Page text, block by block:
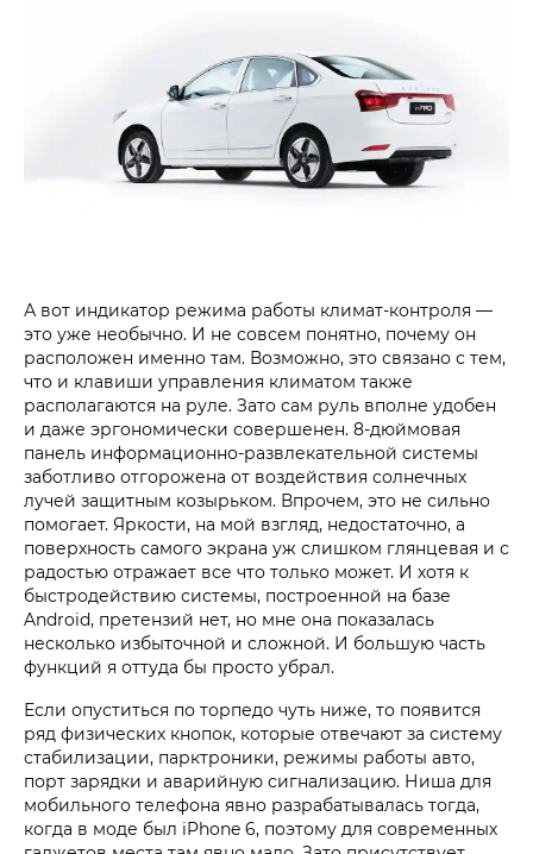
А вот индикатор режима работы климат-контроля —
это уже необычно. И не совсем понятно, почему он
расположен именно там. Возможно, это связано с тем,
что и клавиши управления климатом также
располагаются на руле. Зато сам руль вполне удобен
и даже эргономически совершенен. 8-дюймовая
панель информационно-развлекательной системы
заботливо отгорожена от воздействия солнечных
лучей защитным козырьком. Впрочем, это не сильно
помогает. Яркости, на мой взгляд, недостаточно, а
поверхность самого экрана уж слишком глянцевая и с
радостью отражает все что только может. И хотя к
быстродействию системы, построенной на базе
Android, претензий нет, но мне она показалась
несколько избыточной и сложной. И большую часть
функций я оттуда бы просто убрал.
Если опуститься по торпедо чуть ниже, то появится
ряд физических кнопок, которые отвечают за систему
стабилизации, парктроники, режимы работы авто,
порт зарядки и аварийную сигнализацию. Ниша для
мобильного телефона явно разрабатывалась тогда,
когда в моде был iPhone 6, поэтому для современных